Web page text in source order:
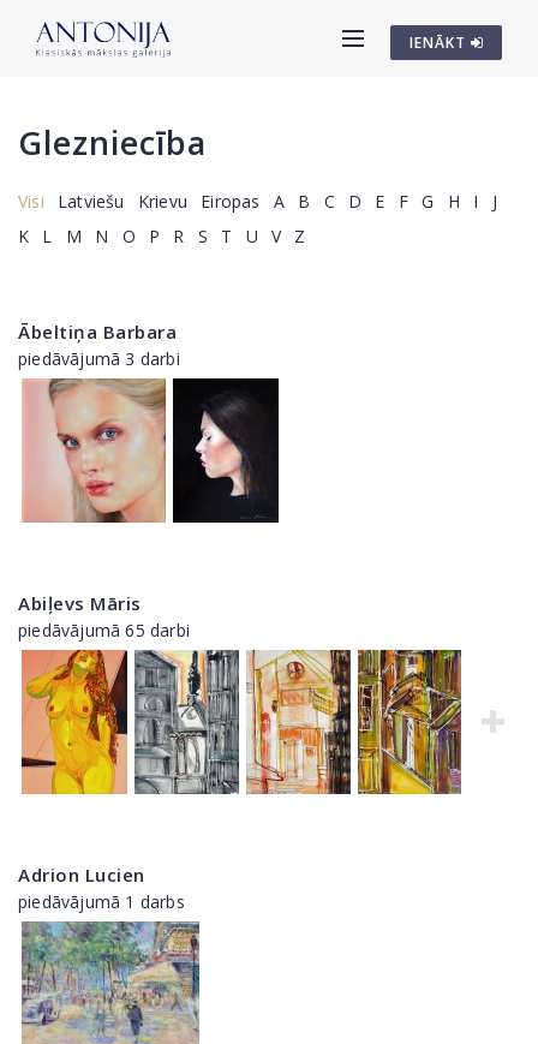
IENĀKT
Glezniecība
Visi Latviešu Krievu Eiropas A B C D E F G H I
J
K
L M N O P R S T U V Z
Ābeltiņa Barbara
piedāvājumā 3 darbi
Abiļevs Māris
piedāvājumā 65 darbi
Adrion Lucien
piedāvājumā 1 darbs